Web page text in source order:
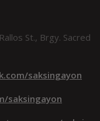
St., Brgy. Sacred
saksingayon
saksingayon